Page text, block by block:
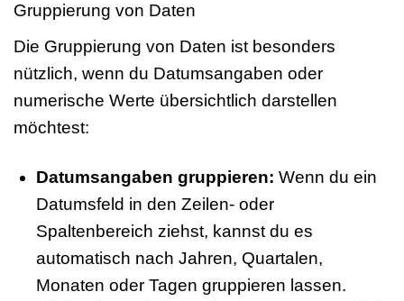
Gruppierung von Daten
Die Gruppierung von Daten ist besonders
nützlich, wenn du Datumsangaben oder
numerische Werte übersichtlich darstellen
möchtest:
Datumsangaben gruppieren: Wenn du ein
Datumsfeld in den Zeilen- oder
Spaltenbereich ziehst, kannst du es
automatisch nach Jahren, Quartalen,
Monaten oder Tagen gruppieren lassen.